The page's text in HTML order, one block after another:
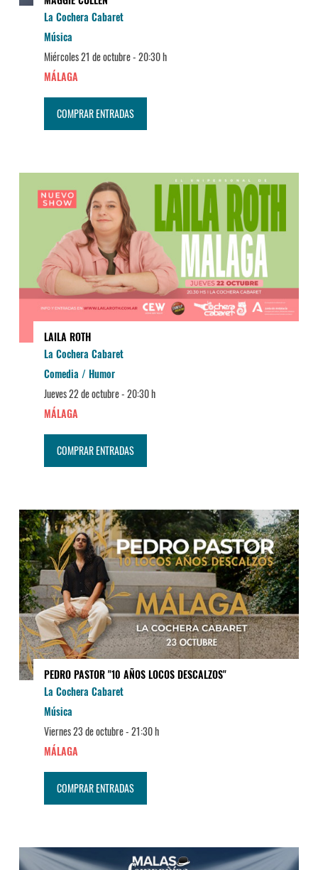
La Cochera Cabaret
Música
Miércoles 21 de octubre -20:30 h
MÁLAGA
COMPRAR ENTRADAS
LAILA ROTH
La Cochera Cabaret
Comedia / Humor
Jueves 22 de octubre -20:30 h
MÁLAGA
COMPRAR ENTRADAS
PEDRO PASTOR "10 AÑOS LOCOS DESCALZOS"
La Cochera Cabaret
Música
Viernes 23 de octubre -21:30 h
MÁLAGA
COMPRAR ENTRADAS